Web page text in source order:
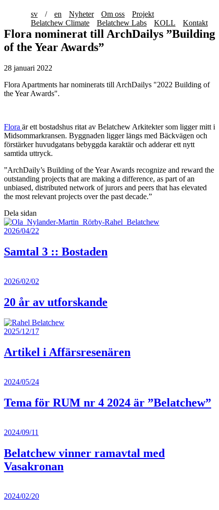
sv / en Nyheter Om oss
Projekt
Belatchew Climate
Belatchew Labs KOLL Kontakt
Flora nominerat till ArchDailys ”Building
of the Year Awards”
28 januari 2022
Flora Apartments har nominerats till ArchDailys "2022 Building of
the Year Awards".
Flora är ett bostadshus ritat av Belatchew Arkitekter som ligger mitt i
Midsommarkransen. Byggnaden ligger längs med Bäckvägen och
förstärker huvudgatans bebyggda karaktär och adderar ett nytt
samtida uttryck.
”ArchDaily’s Building of the Year Awards recognize and reward the
outstanding projects that are making a difference, as part of an
unbiased, distributed network of jurors and peers that has elevated
the most relevant projects over the past decade.”
Dela sidan
2026/04/22
Samtal 3 :: Bostaden
2026/02/02
20 år av utforskande
2025/12/17
Artikel i Affärsresenären
2024/05/24
Tema för RUM nr 4 2024 är ”Belatchew”
2024/09/11
Belatchew vinner ramavtal med
Vasakronan
2024/02/20